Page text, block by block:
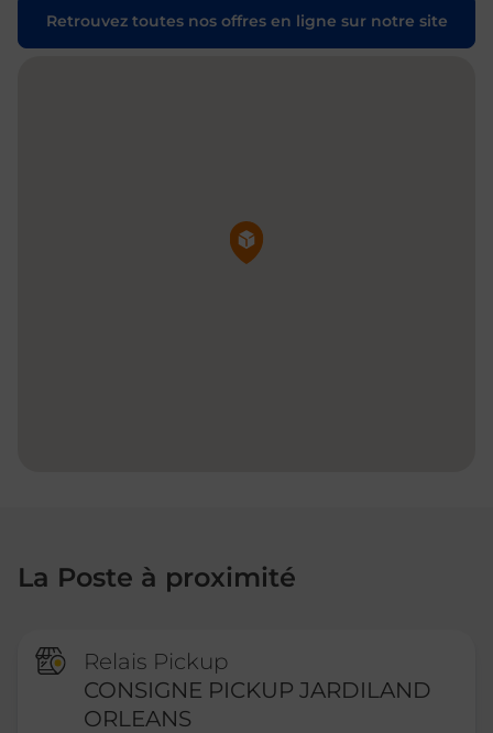
Retrouvez toutes nos offres en ligne sur notre site
Pin de la carte
La Poste à proximité
Relais Pickup
CONSIGNE PICKUP JARDILAND
ORLEANS